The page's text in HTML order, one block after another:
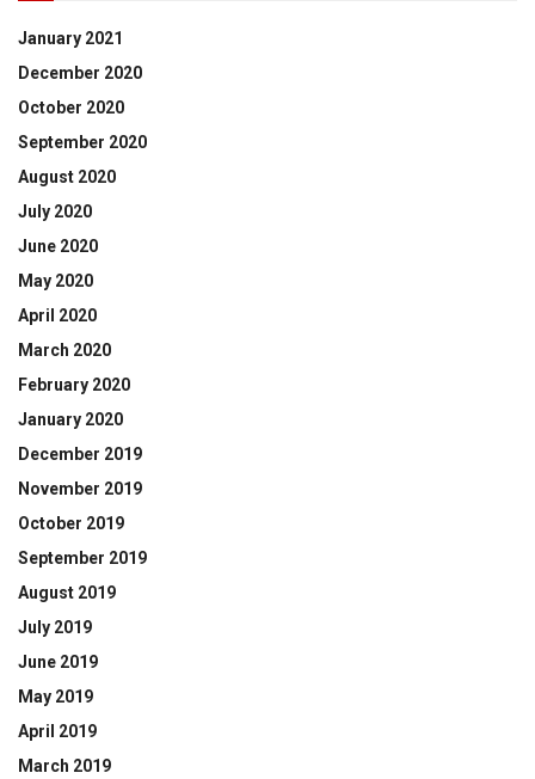
January 2021
December 2020
October 2020
September 2020
August 2020
July 2020
June 2020
May 2020
April 2020
March 2020
February 2020
January 2020
December 2019
November 2019
October 2019
September 2019
August 2019
July 2019
June 2019
May 2019
April 2019
March 2019